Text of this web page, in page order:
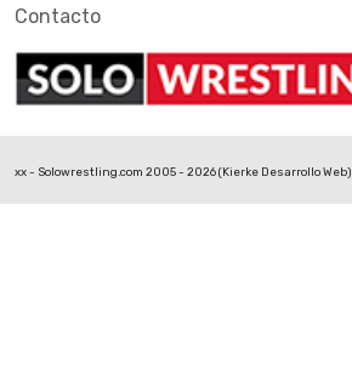
Contacto
xx - Solowrestling.com 2005 - 2026 (Kierke Desarrollo Web)